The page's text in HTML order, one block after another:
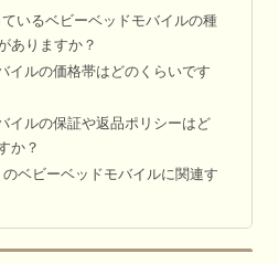
いるベビーベッドモバイルの種
ありますか？
イルの価格帯はどのくらいです
イルの保証や返品ポリシーはど
か？
のベビーベッドモバイルに関連す